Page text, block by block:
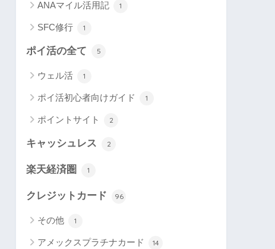
ANAマイル活用記 1
SFC修行 1
ポイ活の全て 5
ウェル活 1
ポイ活初心者向けガイド 1
ポイントサイト 2
キャッシュレス 2
楽天経済圏 1
クレジットカード 96
その他 1
アメックスプラチナカード 14